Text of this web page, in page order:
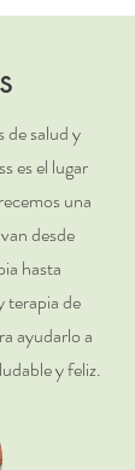
de salud y
es el lugar
una
desde
hasta
terapia de
ayudarlo a
y feliz.